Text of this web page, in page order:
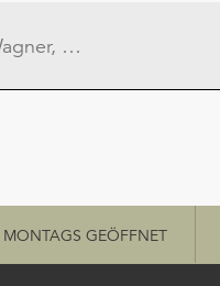
MONTAGS GEÖFFNET